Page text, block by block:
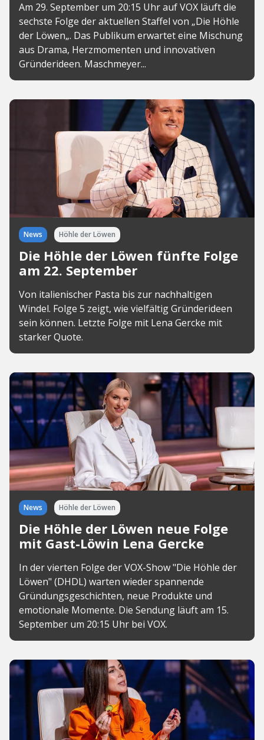
Am 29. September um 20:15 Uhr auf VOX läuft die
sechste Folge der aktuellen Staffel von „Die Höhle
der Löwen„. Das Publikum erwartet eine Mischung
aus Drama, Herzmomenten und innovativen
Gründerideen. Maschmeyer...
News Höhle der Löwen
Die Höhle der Löwen fünfte Folge
am 22. September
Von italienischer Pasta bis zur nachhaltigen
Windel. Folge 5 zeigt, wie vielfältig Gründerideen
sein können. Letzte Folge mit Lena Gercke mit
starker Quote.
News Höhle der Löwen
Die Höhle der Löwen neue Folge
mit Gast-Löwin Lena Gercke
In der vierten Folge der VOX-Show "Die Höhle der
Löwen" (DHDL) warten wieder spannende
Gründungsgeschichten, neue Produkte und
emotionale Momente. Die Sendung läuft am 15.
September um 20:15 Uhr bei VOX.